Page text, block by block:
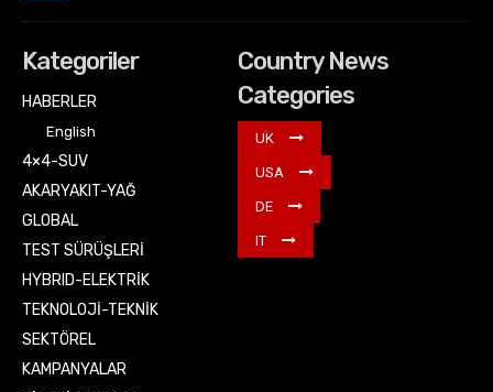
Kategoriler
HABERLER
English
4×4-SUV
AKARYAKIT-YAĞ
GLOBAL
TEST SÜRÜŞLERİ
HYBRID-ELEKTRİK
TEKNOLOJİ-TEKNİK
SEKTÖREL
KAMPANYALAR
Country News
Categories
UK
USA
DE
IT